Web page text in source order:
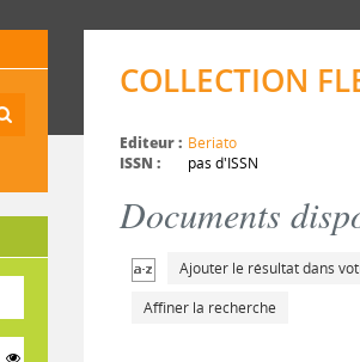
COLLECTION
Editeur : Beriato
ISSN :
pas d'ISSN
Documents
Ajouter le résultat dans
Affiner la recherche